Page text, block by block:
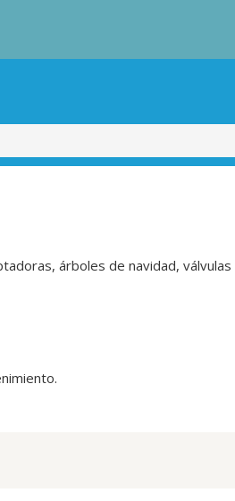
árboles de navidad,